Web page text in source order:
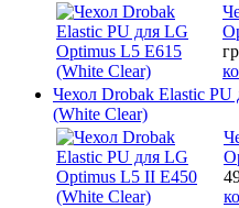
Чехол Drobak Elastic
(White Сlear)